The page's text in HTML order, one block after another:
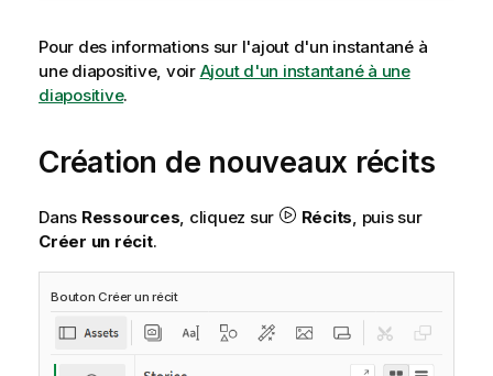
Pour des informations sur l'ajout d'un instantané à
une diapositive, voir Ajout d'un instantané à une
diapositive.
Création de nouveaux récits
Dans Ressources, cliquez sur Récits, puis sur
Créer un récit.
Bouton Créer un récit